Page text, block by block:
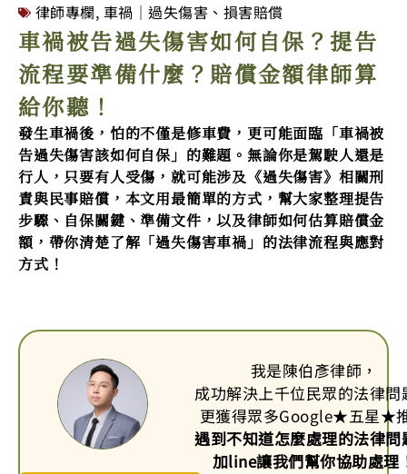
律師專欄, 車禍｜過失傷害、損害賠償
車禍被告過失傷害如何自保？提告
流程要準備什麼？賠償金額律師算
給你聽！
發生車禍後，怕的不僅是修車費，更可能面臨「車禍被
告過失傷害該如何自保」的難題。無論你是駕駛人還是
行人，只要有人受傷，就可能涉及《過失傷害》相關刑
責與民事賠償，本文用最簡單的方式，幫大家整理提告
步驟、自保關鍵、準備文件，以及律師如何估算賠償金
額，帶你清楚了解「過失傷害車禍」的法律流程與應對
方式！
我是陳伯彥律師，
成功解決上千位民眾的法律問
更獲得眾多Google★五星★
遇到不知道怎麼處理的法律問
加line讓我們幫你協助處理